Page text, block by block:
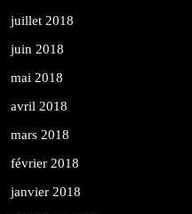
juillet 2018
juin 2018
mai 2018
avril 2018
mars 2018
février 2018
janvier 2018